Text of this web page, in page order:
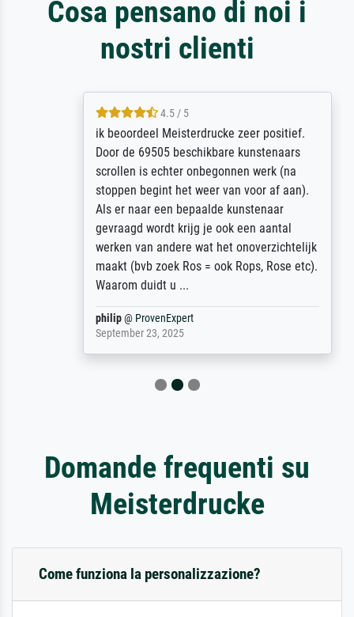
Cosa pensano di noi i
nostri clienti
4.5 / 5
ik beoordeel Meisterdrucke zeer positief.
Door de 69505 beschikbare kunstenaars
scrollen is echter onbegonnen werk (na
stoppen begint het weer van voor af aan).
Als er naar een bepaalde kunstenaar
gevraagd wordt krijg je ook een aantal
werken van andere wat het onoverzichtelijk
maakt (bvb zoek Ros = ook Rops, Rose etc).
Waarom duidt u ...
@ProvenExpert
September 23, 2025
Domande frequenti su
Meisterdrucke
Come funziona la personalizzazione?